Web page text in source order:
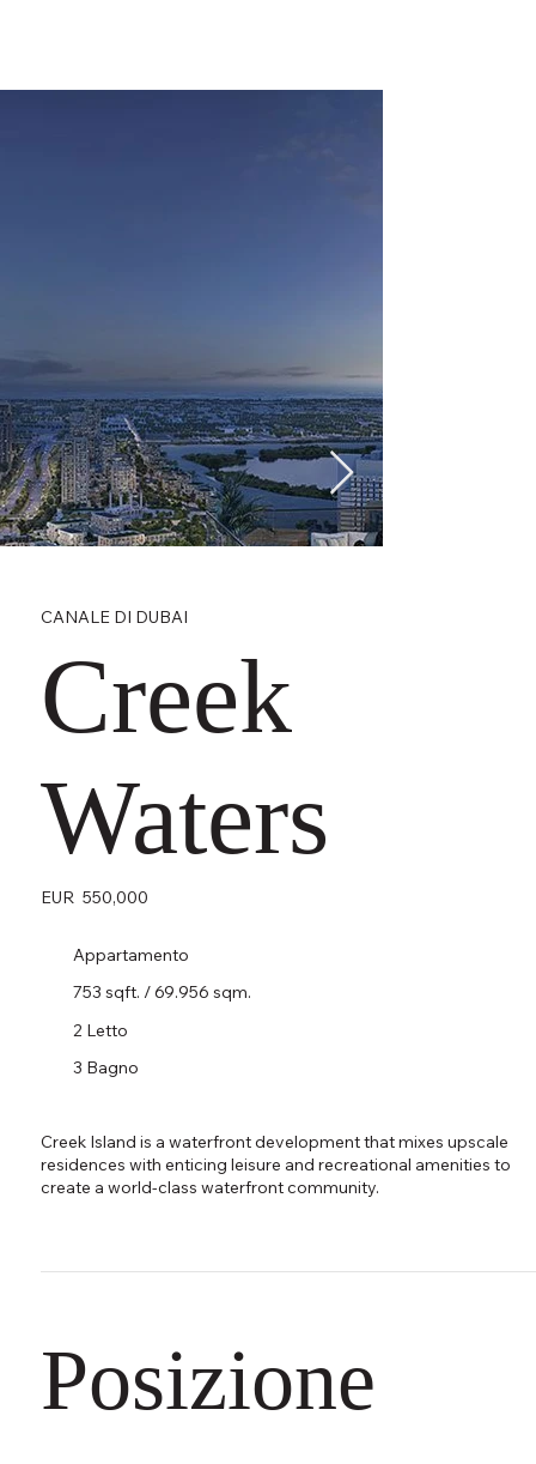
Creek
Waters
Appartamento
753 sqft. / 69.956 sqm.
2 Letto
3 Bagno
Creek Island is a waterfront development that mixes upscale
residences with enticing leisure and recreational amenities to
create a world-class waterfront community.
550,000
EUR
CANALE DI DUBAI
Posizione